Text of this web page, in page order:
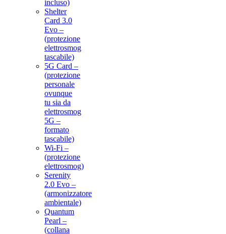
incluso)
Shelter
Card 3.0
Evo –
(protezione
elettrosmog
tascabile)
5G Card –
(protezione
personale
ovunque
tu sia da
elettrosmog
5G –
formato
tascabile)
Wi-Fi –
(protezione
elettrosmog)
Serenity
2.0 Evo –
(armonizzatore
ambientale)
Quantum
Pearl –
(collana